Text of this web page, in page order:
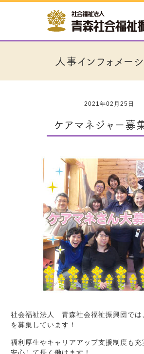
人事インフォメー
2021年02月25日
ケアマネジャー募
社会福祉法人 青森社会福祉振興団では
を募集しています！
福利厚生やキャリアアップ支援制度も充